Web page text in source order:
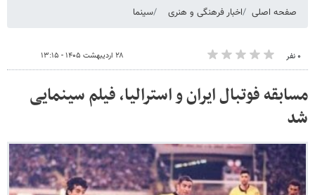
صفحه اصلی اخبار فرهنگی و هنری سینما
۰ نفر ۲۸ اردیبهشت ۱۴۰۵ - ۱۳:۱۵
مسابقه فوتبال ایران و استرالیا، فیلم سینمایی
شد